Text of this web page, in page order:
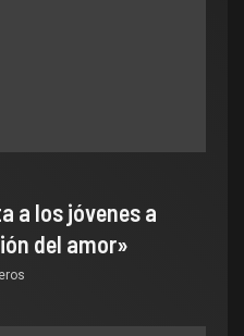
a los jóvenes a
del amor»